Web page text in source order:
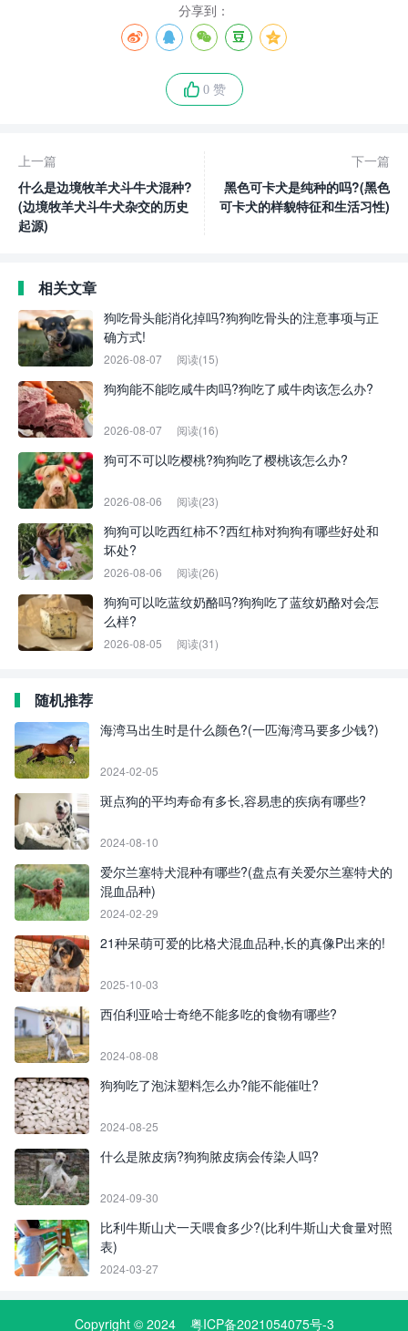
分享到：
0 赞
上一篇
什么是边境牧羊犬斗牛犬混种?
(边境牧羊犬斗牛犬杂交的历史
起源)
下一篇
黑色可​​卡犬是纯种的吗?(黑色
可​​卡犬的样貌特征和生活习性)
相关文章
狗吃骨头能消化掉吗?狗狗吃骨头的注意事项与正
确方式!
2026-08-07 阅读(15)
狗狗能不能吃咸牛肉吗?狗吃了咸牛肉该怎么办?
2026-08-07 阅读(16)
狗可不可以吃樱桃?狗狗吃了樱桃该怎么办?
2026-08-06 阅读(23)
狗狗可以吃西红柿不?西红柿对狗狗有哪些好处和
坏处?
2026-08-06 阅读(26)
狗狗可以吃蓝纹奶酪吗?狗狗吃了蓝纹奶酪对会怎
么样?
2026-08-05 阅读(31)
随机推荐
海湾马出生时是什么颜色?(一匹海湾马要多少钱?)
2024-02-05
斑点狗的平均寿命有多长,容易患的疾病有哪些?
2024-08-10
爱尔兰塞特犬混种有哪些?(盘点有关爱尔兰塞特犬的
混血品种)
2024-02-29
21种呆萌可爱的比格犬混血品种,长的真像P出来的!
2025-10-03
西伯利亚哈士奇绝不能多吃的食物有哪些?
2024-08-08
狗狗吃了泡沫塑料怎么办?能不能催吐?
2024-08-25
什么是脓皮病?狗狗脓皮病会传染人吗?
2024-09-30
比利牛斯山犬一天喂食多少?(比利牛斯山犬食量对照
表)
2024-03-27
Copyright © 2024 粤ICP备2021054075号-3